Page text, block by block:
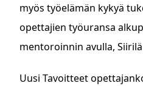
myös työelämän kykyä
opettajien työuransa
mentoroinnin avulla,
Uusi Tavoitteet